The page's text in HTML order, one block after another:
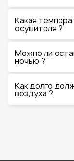
Какая
осушителя ?
Можно ли
ночью ?
Как долго
воздуха ?